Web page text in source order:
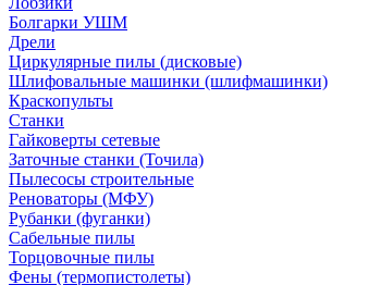
Болгарки УШМ
Дрели
Циркулярные пилы (дисковые)
Шлифовальные машинки (шлифмашинки)
Краскопульты
Станки
Гайковерты сетевые
Заточные станки (Точила)
Пылесосы строительные
Реноваторы (МФУ)
Рубанки (фуганки)
Сабельные пилы
Торцовочные пилы
Фены (термопистолеты)